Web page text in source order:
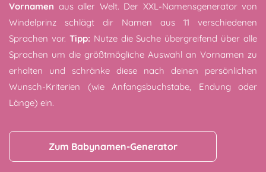
Vornamen aus aller Welt. Der XXL-Namensgenerator von
Windelprinz schlägt dir Namen aus 11 verschiedenen
Sprachen vor. Tipp: Nutze die Suche übergreifend über alle
Sprachen um die größtmögliche Auswahl an Vornamen zu
erhalten und schränke diese nach deinen persönlichen
Wunsch-Kriterien (wie Anfangsbuchstabe, Endung oder
Länge) ein.
Zum Babynamen-Generator